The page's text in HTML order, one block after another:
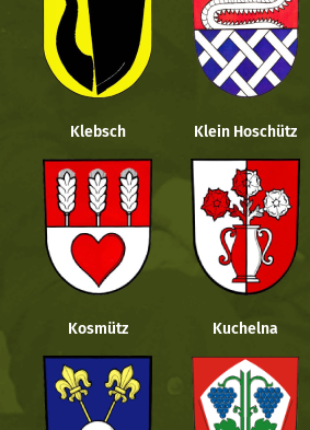
Klebsch Klein Hoschütz
Kosmütz Kuchelna